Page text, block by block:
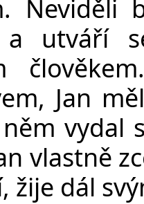
Neviděli
a utváří
Jan
něm
vlastně
žije dál